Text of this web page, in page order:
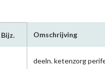
Bijz. Omschrijving
deeln. ketenzorg